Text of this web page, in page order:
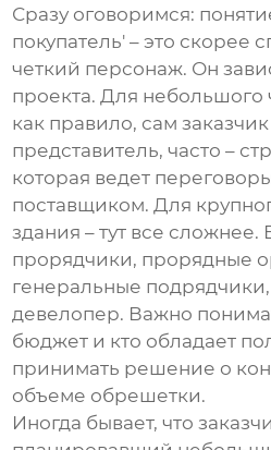
Сразу оговоримся:
покупатель' – это скорее
четкий персонаж. Он
проекта. Для небольшого
как правило, сам
представитель, часто –
которая ведет
поставщиком. Для
здания – тут все сложнее.
прорядчики, прорядные
генеральные
девелопер. Важно
бюджет и кто обладает
принимать решение о
объеме обрешетки.
Иногда бывает, что